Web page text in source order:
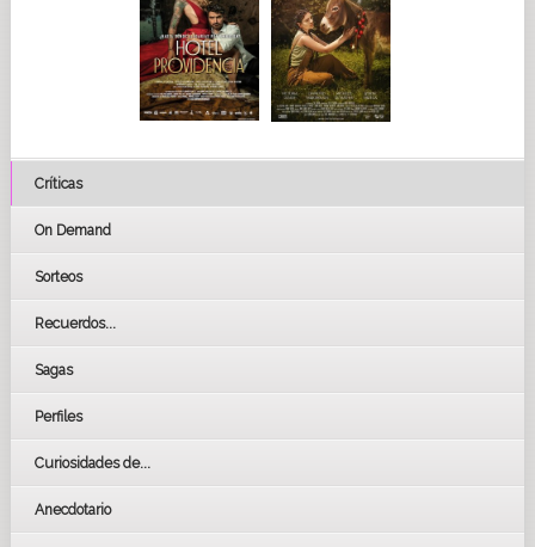
Críticas
On Demand
Sorteos
Recuerdos...
Sagas
Perfiles
Curiosidades de...
Anecdotario